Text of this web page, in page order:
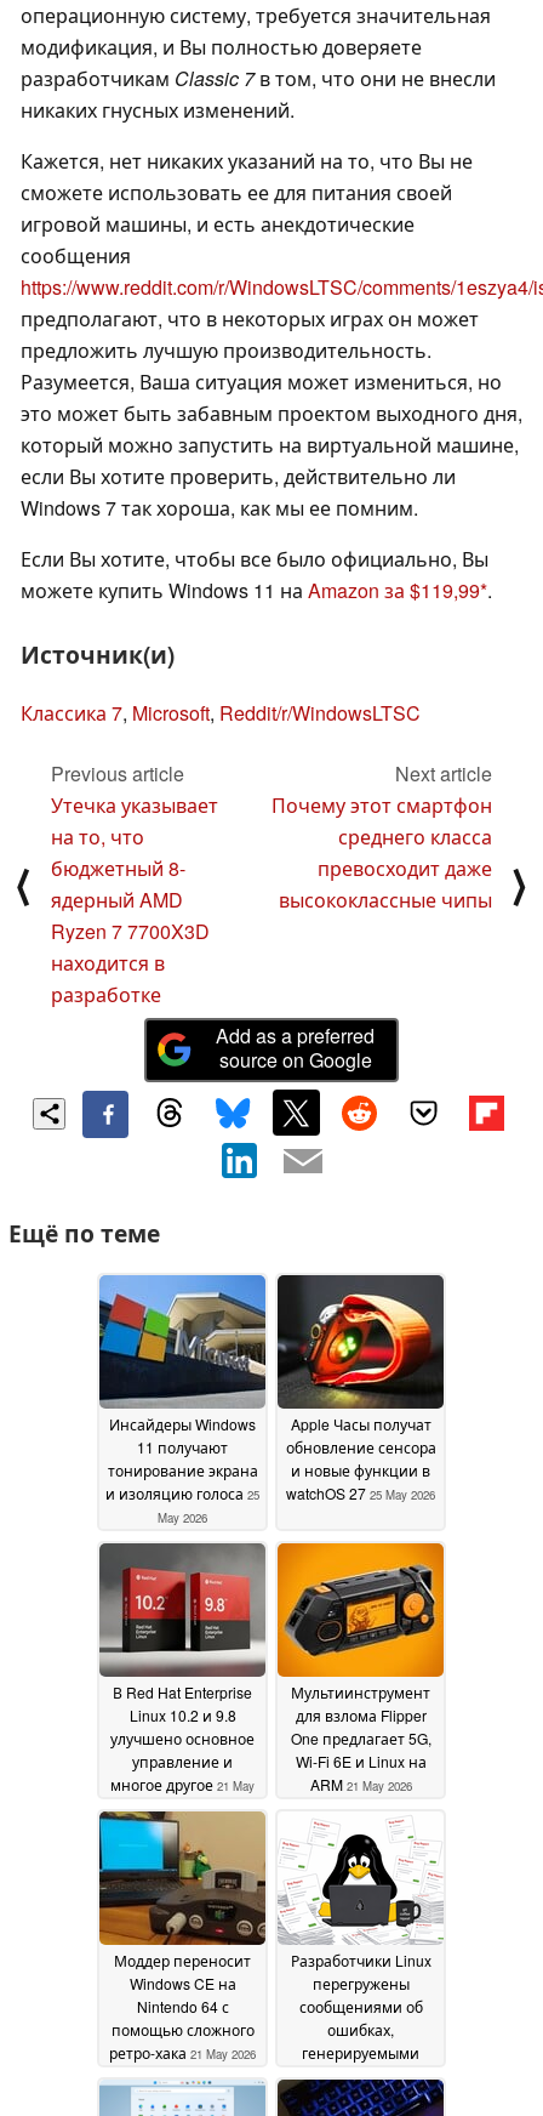
операционную систему, требуется значительная
модификация, и Вы полностью доверяете
разработчикам Classic 7в том, что они не внесли
никаких гнусных изменений.
Кажется, нет никаких указаний на то, что Вы не
сможете использовать ее для питания своей
игровой машины, и есть анекдотические
сообщения
https://www.reddit.com/r/WindowsLTSC/comments/
предполагают, что в некоторых играх он может
предложить лучшую производительность.
Разумеется, Ваша ситуация может измениться, но
это может быть забавным проектом выходного дня,
который можно запустить на виртуальной машине,
если Вы хотите проверить, действительно ли
Windows 7 так хороша, как мы ее помним.
Если Вы хотите, чтобы все было официально, Вы
можете купить Windows 11 на Amazon за $119,99 .
Источник(и)
Классика 7, Microsoft, Reddit/r/WindowsLTSC
⟨
Previous article
Утечка указывает
на то, что
бюджетный 8-
ядерный AMD
Ryzen 7 7700X3D
находится в
разработке
Next article
Почему этот смартфон
среднего класса
превосходит даже
высококлассные чипы
⟩
Add as a preferred
source on Google
Ещё по теме
Инсайдеры Windows
11 получают
тонирование экрана
и изоляцию голоса 25
May 2026
Apple Часы получат
обновление сенсора
и новые функции в
watchOS 27 25 May 2026
В Red Hat Enterprise
Linux 10.2 и 9.8
улучшено основное
управление и
многое другое 21 May
2026
Мультиинструмент
для взлома Flipper
One предлагает 5G,
Wi-Fi 6E и Linux на
ARM 21 May 2026
Моддер переносит
Windows CE на
Nintendo 64 с
помощью сложного
ретро-хака 21 May 2026
Разработчики Linux
перегружены
сообщениями об
ошибках,
генерируемыми
искусственным
интеллектом18 May